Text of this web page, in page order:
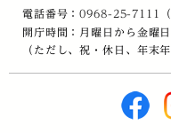
電話番号：0968-25-7111
開庁時間：月曜日から金曜
（ただし、祝・休日、年末